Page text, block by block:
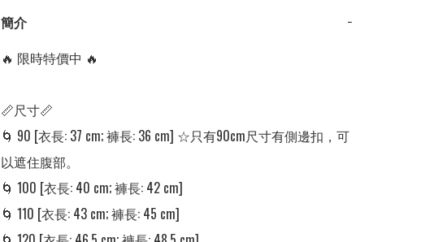
簡介
−
🔥 限時特價中 🔥
📏尺寸📏
🌀 90 [衣長: 37 cm; 褲長: 36 cm] ☆只有90cm尺寸有側邊扣，可
以遮住腹部。
🌀 100 [衣長: 40 cm; 褲長: 42 cm]
🌀 110 [衣長: 43 cm; 褲長: 45 cm]